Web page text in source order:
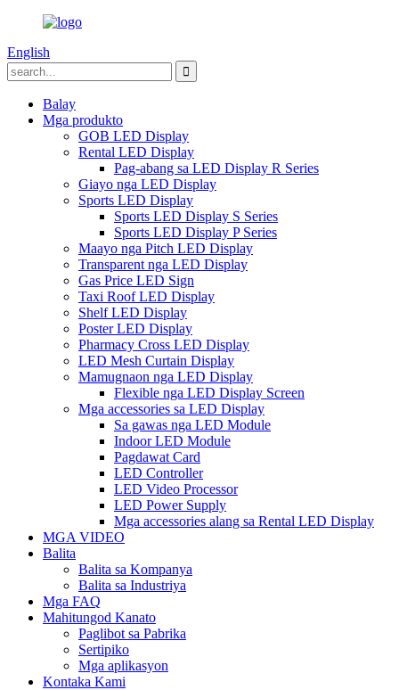
English
Balay
Mga produkto
GOB LED Display
Rental LED Display
Pag-abang sa LED Display R Series
Giayo nga LED Display
Sports LED Display
Sports LED Display S Series
Sports LED Display P Series
Maayo nga Pitch LED Display
Transparent nga LED Display
Gas Price LED Sign
Taxi Roof LED Display
Shelf LED Display
Poster LED Display
Pharmacy Cross LED Display
LED Mesh Curtain Display
Mamugnaon nga LED Display
Flexible nga LED Display Screen
Mga accessories sa LED Display
Sa gawas nga LED Module
Indoor LED Module
Pagdawat Card
LED Controller
LED Video Processor
LED Power Supply
Mga accessories alang sa Rental LED Display
MGA VIDEO
Balita
Balita sa Kompanya
Balita sa Industriya
Mga FAQ
Mahitungod Kanato
Paglibot sa Pabrika
Sertipiko
Mga aplikasyon
Kontaka Kami